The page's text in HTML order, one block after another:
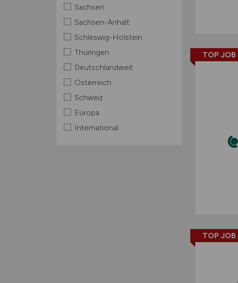
Sachsen
Sachsen-Anhalt
Schleswig-Holstein
Thüringen
Deutschlandweit
Österreich
Schweiz
Europa
International
TOP JOB
TOP JOB